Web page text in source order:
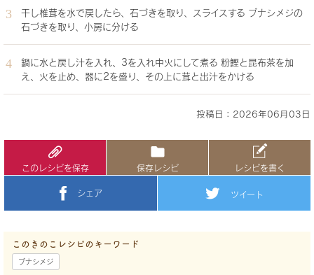
干し椎茸を水で戻したら、石づきを取り、スライスする ブナシメジの
石づきを取り、小房に分ける
鍋に水と戻し汁を入れ、3を入れ中火にして煮る 粉鰹と昆布茶を加
え、火を止め、器に2を盛り、その上に茸と出汁をかける
投稿日：2026年06月03日
このレシピを保存 保存レシピ レシピを書く
シェア ツイート
このきのこレシピのキーワード
ブナシメジ